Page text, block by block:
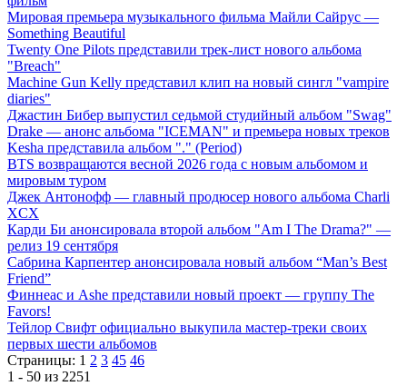
Мировая премьера музыкального фильма Майли Сайрус —
Something Beautiful
Twenty One Pilots представили трек-лист нового альбома
"Breach"
Machine Gun Kelly представил клип на новый сингл "vampire
diaries"
Джастин Бибер выпустил седьмой студийный альбом "Swag"
Drake — анонс альбома "ICEMAN" и премьера новых треков
Kesha представила альбом "." (Period)
BTS возвращаются весной 2026 года с новым альбомом и
мировым туром
Джек Антонофф — главный продюсер нового альбома Charli
XCX
Карди Би анонсировала второй альбом "Am I The Drama?" —
релиз 19 сентября
Сабрина Карпентер анонсировала новый альбом “Man’s Best
Friend”
Финнеас и Ashe представили новый проект — группу The
Favors!
Тейлор Свифт официально выкупила мастер-треки своих
первых шести альбомов
Страницы: 1 2 3 45 46
1 - 50 из 2251